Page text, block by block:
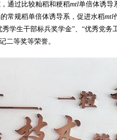
通过比较籼稻和粳稻mtl单倍体诱导
常规稻单倍体诱导系，促进水稻mtl
学生干部标兵奖学金”、“优秀党
二等奖等荣誉。